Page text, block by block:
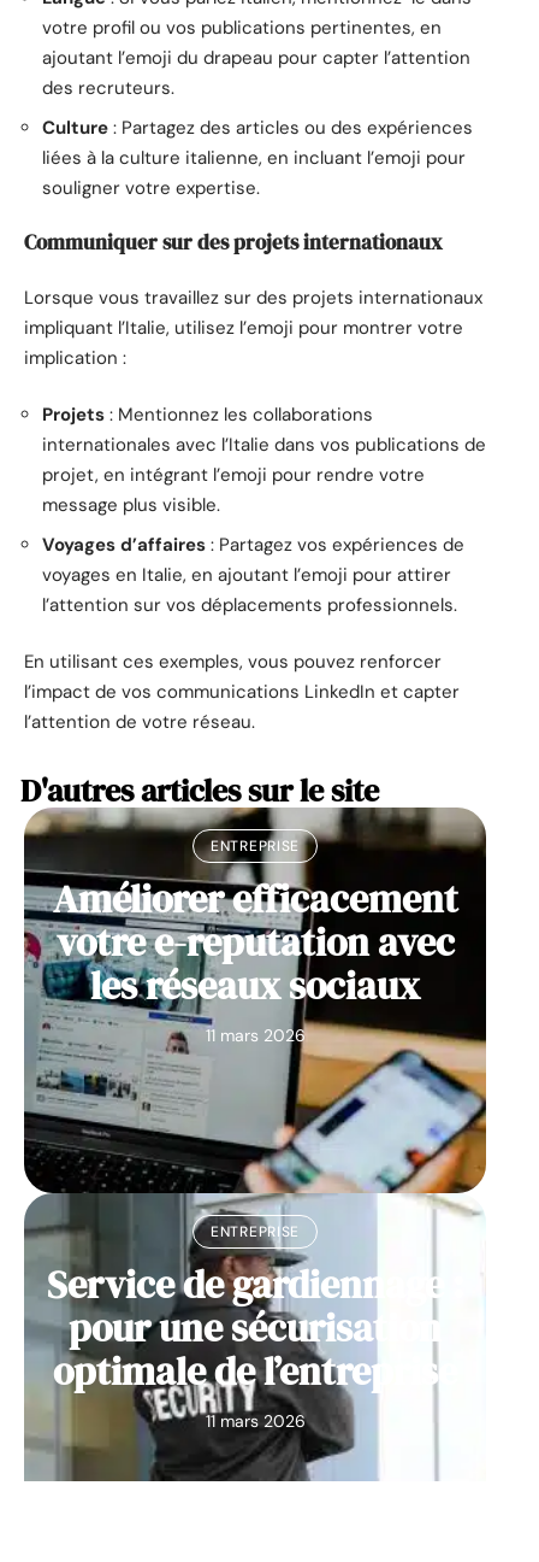
votre profil ou vos publications pertinentes, en
ajoutant l’emoji du drapeau pour capter l’attention
des recruteurs.
Culture : Partagez des articles ou des expériences
liées à la culture italienne, en incluant l’emoji pour
souligner votre expertise.
Communiquer sur des projets internationaux
Lorsque vous travaillez sur des projets internationaux
impliquant l’Italie, utilisez l’emoji pour montrer votre
implication :
Projets : Mentionnez les collaborations
internationales avec l’Italie dans vos publications de
projet, en intégrant l’emoji pour rendre votre
message plus visible.
Voyages d’affaires : Partagez vos expériences de
voyages en Italie, en ajoutant l’emoji pour attirer
l’attention sur vos déplacements professionnels.
En utilisant ces exemples, vous pouvez renforcer
l’impact de vos communications LinkedIn et capter
l’attention de votre réseau.
D'autres articles sur le site
ENTREPRISE
Améliorer efficacement
votre e-reputation avec
les réseaux sociaux
11 mars 2026
ENTREPRISE
Service de gardiennage :
pour une sécurisation
optimale de l’entreprise
11 mars 2026